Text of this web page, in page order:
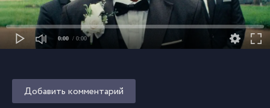
0:00 / 0:00
Добавить комментарий